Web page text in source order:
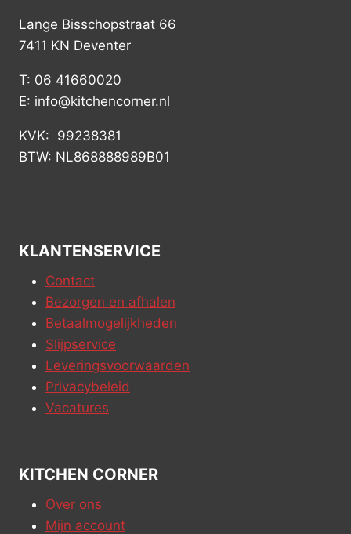
Lange Bisschopstraat 66
7411 KN Deventer
T: 06 41660020
E: info@kitchencorner.nl
KVK: 99238381
BTW: NL868888989B01
KLANTENSERVICE
Contact
Bezorgen en afhalen
Betaalmogelijkheden
Slijpservice
Leveringsvoorwaarden
Privacybeleid
Vacatures
KITCHEN CORNER
Over ons
Mijn account